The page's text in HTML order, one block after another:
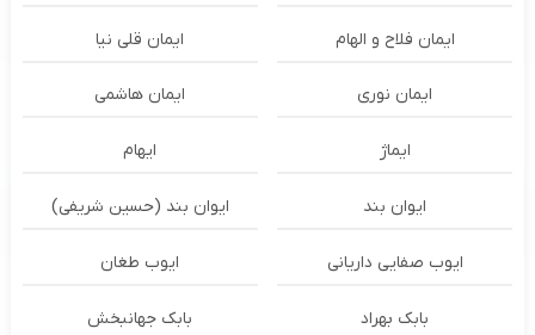
ایمان فلاح و الهام ایمان قلی نیا
ایمان نوری ایمان هاشمی
ایماژ ایهام
ایوان بند ایوان بند (حسین شریفی)
ایوب صفایی داریانی ایوب طغان
بابک بهراد بابک جهانبخش